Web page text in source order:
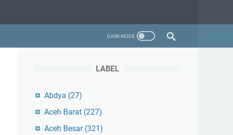
LABEL
Abdya (27)
Aceh Barat (227)
Aceh Besar (321)